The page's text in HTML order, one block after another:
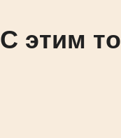
C этим